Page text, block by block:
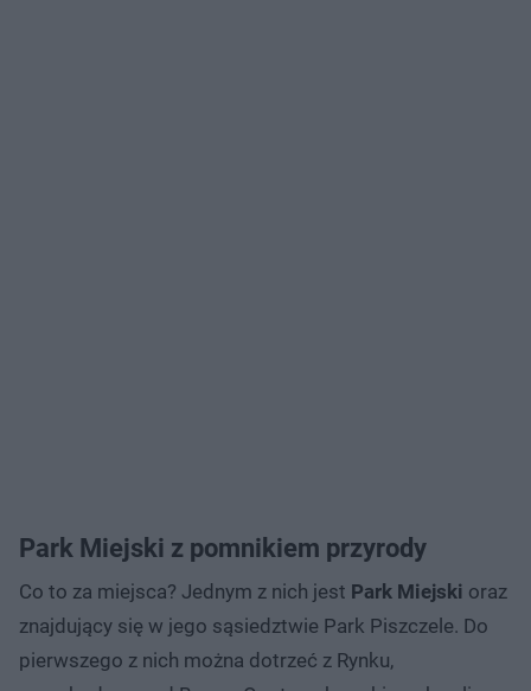
Park Miejski z pomnikiem przyrody
Co to za miejsca? Jednym z nich jest Park Miejski oraz
znajdujący się w jego sąsiedztwie Park Piszczele. Do
pierwszego z nich można dotrzeć z Rynku,